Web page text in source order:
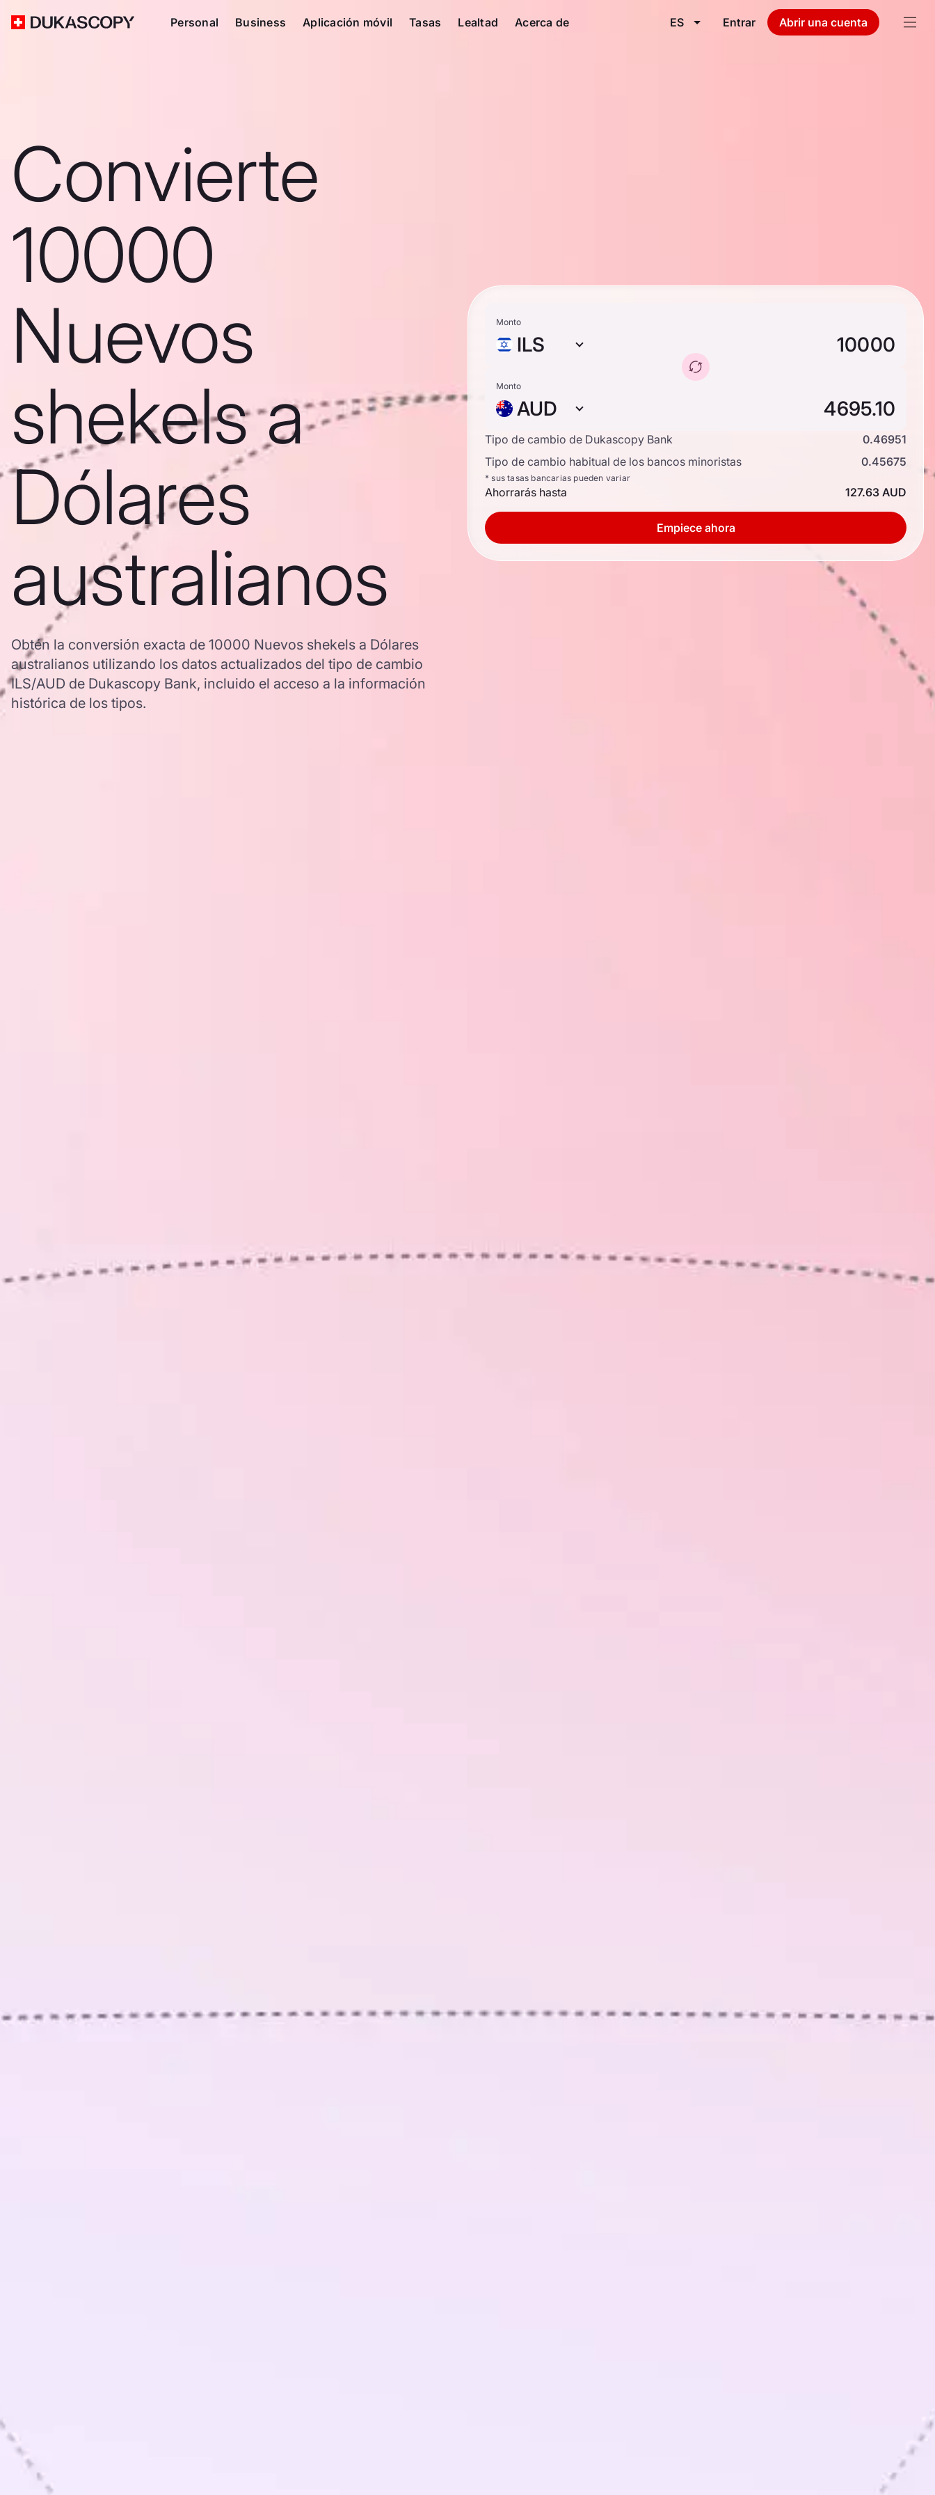
Personal Business Aplicación móvil Tasas Lealtad Acerca de ES Entrar Abrir una cuenta
Convierte
10000
Nuevos
shekels a
Dólares
australianos
Obtén la conversión exacta de 10000 Nuevos shekels a Dólares
australianos utilizando los datos actualizados del tipo de cambio
ILS/AUD de Dukascopy Bank, incluido el acceso a la información
histórica de los tipos.
Monto
ILS
Monto
AUD
Tipo de cambio de Dukascopy Bank
0.46951
Tipo de cambio habitual de los bancos minoristas
0.45675
* sus tasas bancarias pueden variar
Ahorrarás hasta 127.63 AUD
Empiece ahora